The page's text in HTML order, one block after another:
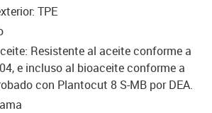
TPE
Resistente al aceite conforme a
e incluso al bioaceite conforme a
con Plantocut 8 S-MB por DEA.